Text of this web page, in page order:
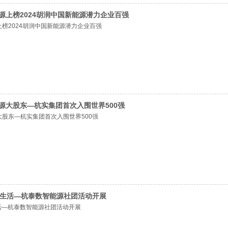
上榜2024胡润中国新能源潜力企业百强
榜2024胡润中国新能源潜力企业百强
大股东—杭实集团首次入围世界500强
股东—杭实集团首次入围世界500强
活—杭泰数智能源社团活动开展
—杭泰数智能源社团活动开展